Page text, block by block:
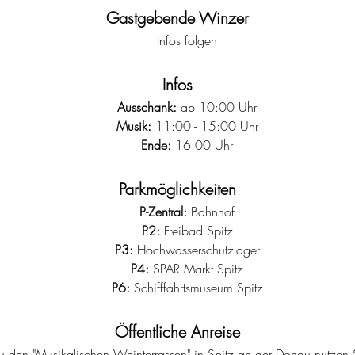
Gastgebende Winzer
Infos folgen
Infos
Ausschank: ab 10:00 Uhr
Musik: 11:00 - 15:00 Uhr
Ende: 16:00 Uhr
Parkmöglichkeiten
P-Zentral: Bahnhof
P2: Freibad Spitz
P3: Hochwasserschutzlager
P4: SPAR Markt Spitz
P6: Schifffahrtsmuseum Spitz
Öffentliche Anreise